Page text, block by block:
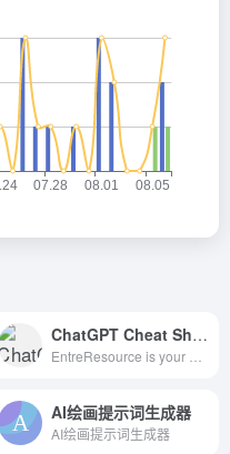
ChatGPT Cheat Sheet
AI绘画提示词生成器
AI绘画提示词生成器